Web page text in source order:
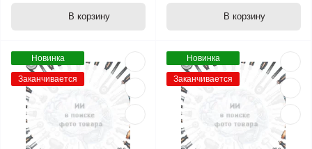
В корзину В корзину
Новинка
Заканчивается
Новинка
Заканчивается